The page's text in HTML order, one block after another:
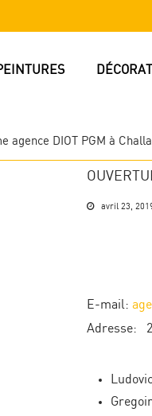
agence DIOT PGM à
avril 23,
E-mail:
Adresse: